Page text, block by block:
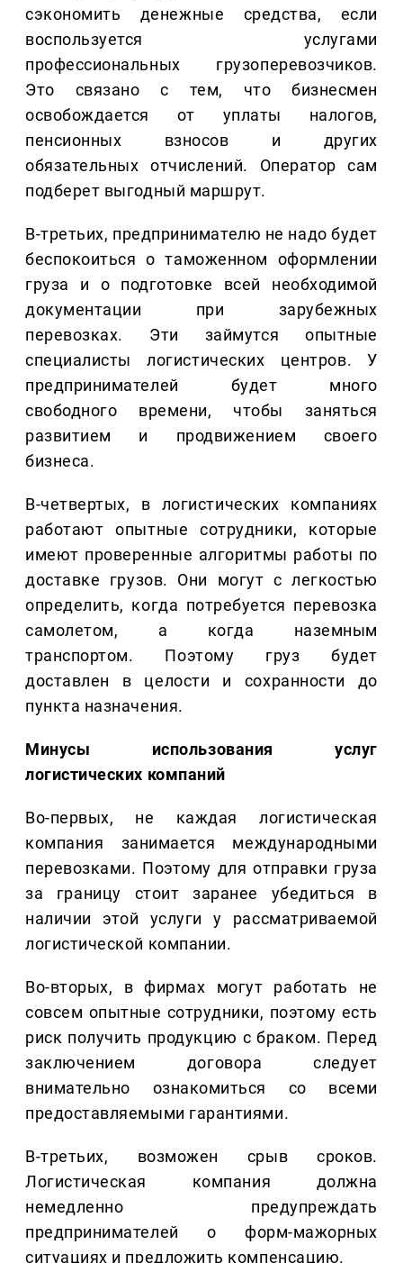
сэкономить денежные средства, если
воспользуется услугами
профессиональных грузоперевозчиков.
Это связано с тем, что бизнесмен
освобождается от уплаты налогов,
пенсионных взносов и других
обязательных отчислений. Оператор сам
подберет выгодный маршрут.
В-третьих, предпринимателю не надо будет
беспокоиться о таможенном оформлении
груза и о подготовке всей необходимой
документации при зарубежных
перевозках. Эти займутся опытные
специалисты логистических центров. У
предпринимателей будет много
свободного времени, чтобы заняться
развитием и продвижением своего
бизнеса.
В-четвертых, в логистических компаниях
работают опытные сотрудники, которые
имеют проверенные алгоритмы работы по
доставке грузов. Они могут с легкостью
определить, когда потребуется перевозка
самолетом, а когда наземным
транспортом. Поэтому груз будет
доставлен в целости и сохранности до
пункта назначения.
Минусы использования услуг
логистических компаний
Во-первых, не каждая логистическая
компания занимается международными
перевозками. Поэтому для отправки груза
за границу стоит заранее убедиться в
наличии этой услуги у рассматриваемой
логистической компании.
Во-вторых, в фирмах могут работать не
совсем опытные сотрудники, поэтому есть
риск получить продукцию с браком. Перед
заключением договора следует
внимательно ознакомиться со всеми
предоставляемыми гарантиями.
В-третьих, возможен срыв сроков.
Логистическая компания должна
немедленно предупреждать
предпринимателей о форм-мажорных
ситуациях и предложить компенсацию.